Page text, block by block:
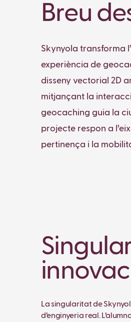
Breu
Skynyola transforma
experiència de
disseny vectorial 2D
mitjançant la
geocaching guia la
projecte respon a
pertinença i la
La singularitat de
d’enginyeria real.